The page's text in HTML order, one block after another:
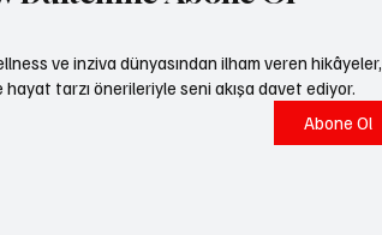
ve inziva dünyasından ilham veren hikâyeler,
tarzı önerileriyle seni akışa davet ediyor.
Abone Ol